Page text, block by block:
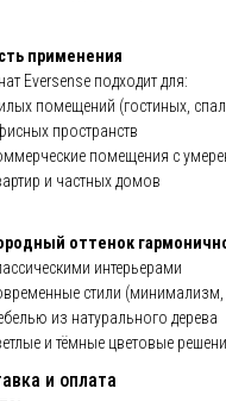
применения
Eversense подходит для:
помещений (гостиных,
пространств
помещения с
и частных домов
оттенок
интерьерами
стили (минимализм,
из натурального дерева
и тёмные цветовые
и оплата